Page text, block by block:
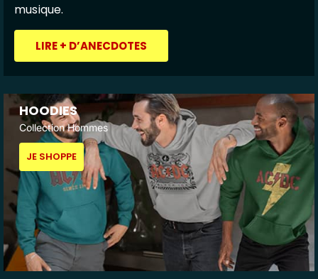
musique.
LIRE + D’ANECDOTES
HOODIES
Collection Hommes
JE SHOPPE